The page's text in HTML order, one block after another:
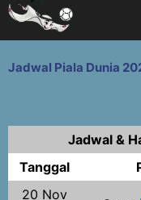
Jadwal Piala Dunia
Jadwal &
Tanggal
20 Nov